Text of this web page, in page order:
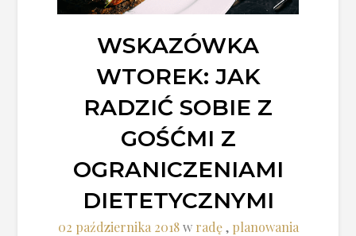
WSKAZÓWKA
WTOREK: JAK
RADZIĆ SOBIE Z
GOŚĆMI Z
OGRANICZENIAMI
DIETETYCZNYMI
02 października 2018w radę, planowania